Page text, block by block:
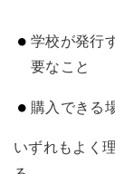
学校が発行
要なこと
購入できる
いずれもよく